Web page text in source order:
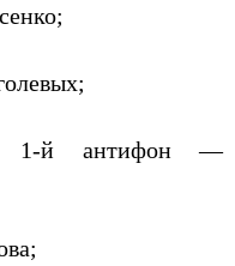
1-й антифон —